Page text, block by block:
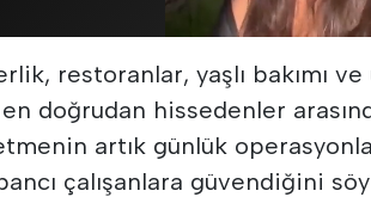
restoranlar, yaşlı bakımı
doğrudan hissedenler
artık günlük
çalışanlara güvendiğini